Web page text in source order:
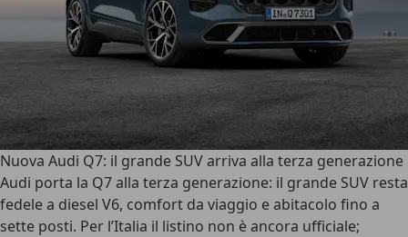
Nuova Audi Q7: il grande SUV arriva alla terza generazione
Audi porta la Q7 alla terza generazione: il grande SUV resta
fedele a diesel V6, comfort da viaggio e abitacolo fino a
sette posti. Per l’Italia il listino non è ancora ufficiale;